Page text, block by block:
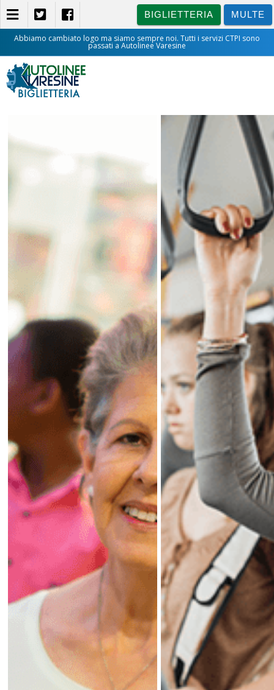
BIGLIETTERIA MULTE
Abbiamo cambiato logo ma siamo sempre noi. Tutti i servizi CTPI sono
passati a Autolinee Varesine
BIGLIETTERIA